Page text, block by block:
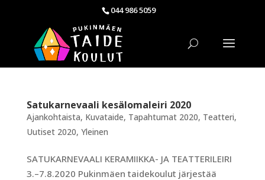
044 986 5059
Satukarnevaali kesälomaleiri 2020
Ajankohtaista, Kuvataide, Tapahtumat 2020, Teatteri,
Uutiset 2020, Yleinen
SATUKARNEVAALI KERAMIIKKA- JA TEATTERILEIRI
3.–7.8.2020 Pukinmäen taidekoulut järjestää